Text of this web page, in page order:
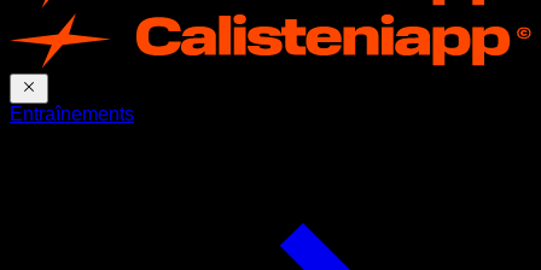
Entraînements